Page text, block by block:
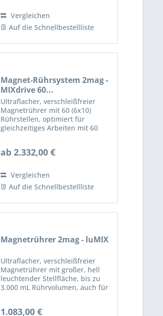
2.000 rpm, 100%...
Vergleichen
Auf die Schnellbestellliste
Magnet-Rührsystem 2mag -
MIXdrive 60...
Ultraflacher, verschleißfreier
Magnetrührer mit 60 (6x10)
Rührstellen, optimiert für
gleichzeitiges Arbeiten mit 60
mit 100% verschleiß- und
Induktionsantrieb...
ab 2.332,00 €
Vergleichen
Auf die Schnellbestellliste
Magnetrührer 2mag - luMIX
Ultraflacher, verschleißfreier
Magnetrührer mit großer, hell
leuchtender Stellfläche, bis zu
3.000 mL Rührvolumen, auch für
zuschaltbar. Leuchten - Helle und
1.083,00 €